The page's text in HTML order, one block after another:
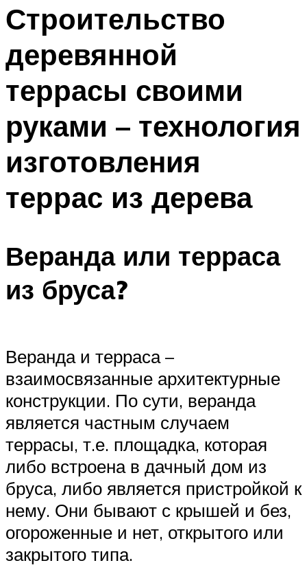
Строительство
деревянной
террасы своими
руками – технология
изготовления
террас из дерева
Веранда или терраса
из бруса?
Веранда и терраса –
взаимосвязанные архитектурные
конструкции. По сути, веранда
является частным случаем
террасы, т.е. площадка, которая
либо встроена в дачный дом из
бруса, либо является пристройкой к
нему. Они бывают с крышей и без,
огороженные и нет, открытого или
закрытого типа.